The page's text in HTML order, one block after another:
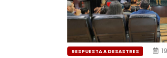
RESPUESTA A DESASTRES